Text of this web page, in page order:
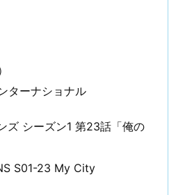
ターナショナル
ズ シーズン1 第23話「俺の
S01-23 My City